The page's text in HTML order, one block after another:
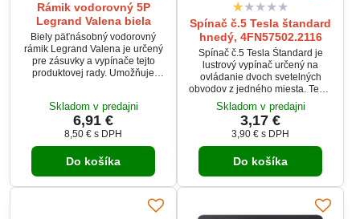
Rámik vodorovný 5P
Legrand Valena biela
Biely päťnásobný vodorovný
rámik Legrand Valena je určený
pre zásuvky a vypínače tejto
produktovej rady. Umožňuje
elektroinštalačných prístrojov
vedľa seba. Kvalitný plastový
materiál zaisťuje dlhú životnosť a
jednoduchú údržbu.
Skladom v predajni
6,91 €
8,50 € s DPH
Do košíka
Spínač č.5 Tesla štandard
hnedý, 4FN57502.2116
Spínač č.5 Tesla Štandard je
lustrový vypínač určený na
ovládanie dvoch svetelných
obvodov z jedného miesta. Tento
dvojtlačidlový vypínač umožňuje
nezávislé ovládanie dvoch
svetiel alebo ich kombinované
zapínanie.Dizajn Tesla Štandard
a hnedé lesklé prevedenie
zaisťujú estetické a funkčné
komerčné priestory. Montáž
prebieha do inštalačnej krabice,
Skladom v predajni
3,17 €
3,90 € s DPH
Do košíka